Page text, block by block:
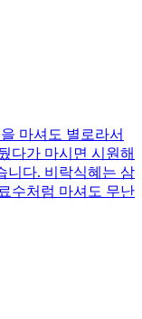
마셔도 별로라서
다가 마시면 시원해
니다. 비락식혜는 삼
수처럼 마셔도 무난